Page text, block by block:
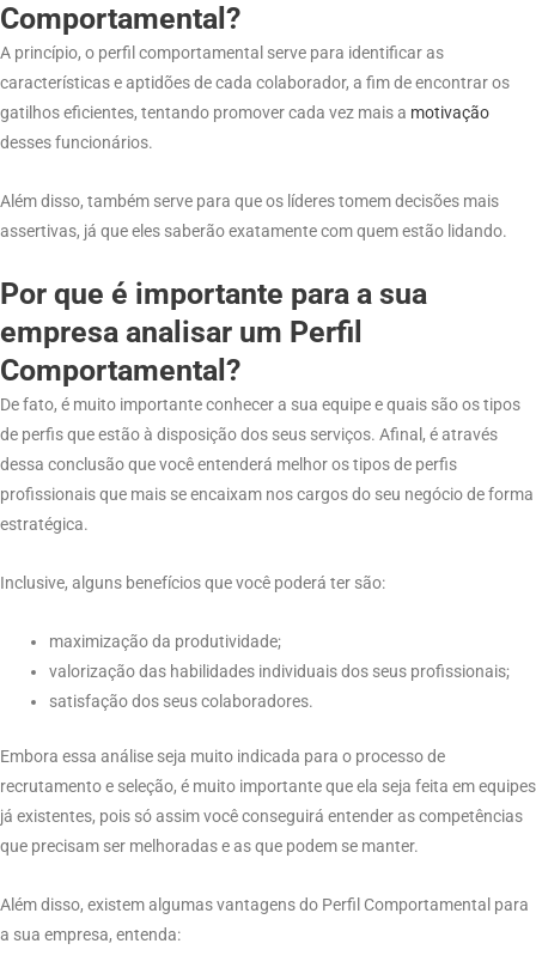
Comportamental?
A princípio, o perfil comportamental serve para identificar as
características e aptidões de cada colaborador, a fim de encontrar os
gatilhos eficientes, tentando promover cada vez mais a motivação
desses funcionários.
Além disso, também serve para que os líderes tomem decisões mais
assertivas, já que eles saberão exatamente com quem estão lidando.
Por que é importante para a sua
empresa analisar um Perfil
Comportamental?
De fato, é muito importante conhecer a sua equipe e quais são os tipos
de perfis que estão à disposição dos seus serviços. Afinal, é através
dessa conclusão que você entenderá melhor os tipos de perfis
profissionais que mais se encaixam nos cargos do seu negócio de forma
estratégica.
Inclusive, alguns benefícios que você poderá ter são:
maximização da produtividade;
valorização das habilidades individuais dos seus profissionais;
satisfação dos seus colaboradores.
Embora essa análise seja muito indicada para o processo de
recrutamento e seleção, é muito importante que ela seja feita em equipes
já existentes, pois só assim você conseguirá entender as competências
que precisam ser melhoradas e as que podem se manter.
Além disso, existem algumas vantagens do Perfil Comportamental para
a sua empresa, entenda: